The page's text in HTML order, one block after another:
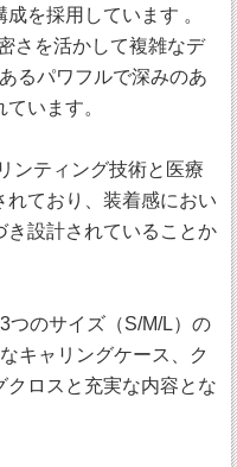
を採用しています 。
さを活かして複雑なデ
るパワフルで深みのあ
います。
ンティング技術と医療
れており、装着感におい
き設計されていることか
つのサイズ（S/M/L）の
キャリングケース、ク
クロスと充実な内容とな